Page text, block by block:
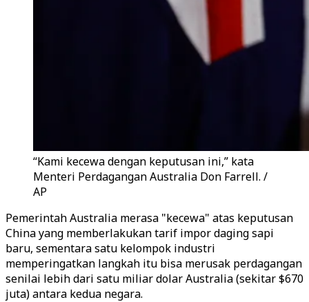
“Kami kecewa dengan keputusan ini,” kata
Menteri Perdagangan Australia Don Farrell. /
AP
Pemerintah Australia merasa "kecewa" atas keputusan
China yang memberlakukan tarif impor daging sapi
baru, sementara satu kelompok industri
memperingatkan langkah itu bisa merusak perdagangan
senilai lebih dari satu miliar dolar Australia (sekitar $670
juta) antara kedua negara.